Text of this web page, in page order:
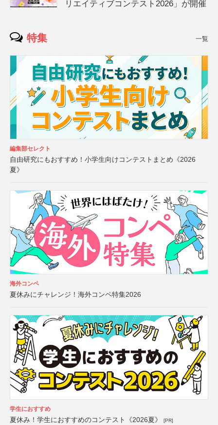
リエイティブコンテスト2026」が開催
特集 一覧
編集部セレクト
自由研究にもおすすめ！小学生向けコンテストまとめ《2026
夏》
海外コンペ
夏休みにチャレンジ！海外コンペ特集2026
学生におすすめ
夏休み！学生におすすめのコンテスト《2026夏》 [PR]